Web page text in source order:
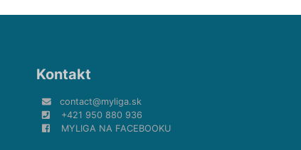
Kontakt
contact@myliga.sk
+421 950 880 936
MYLIGA NA FACEBOOKU